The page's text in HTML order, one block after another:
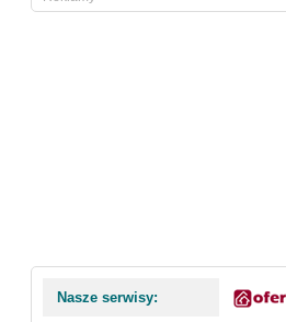
Nasze serwisy: